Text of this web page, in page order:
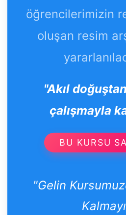
öğrencilerimizin
oluşan resim
"Akıl
çalışmayla
BU KURSU
"Gelin